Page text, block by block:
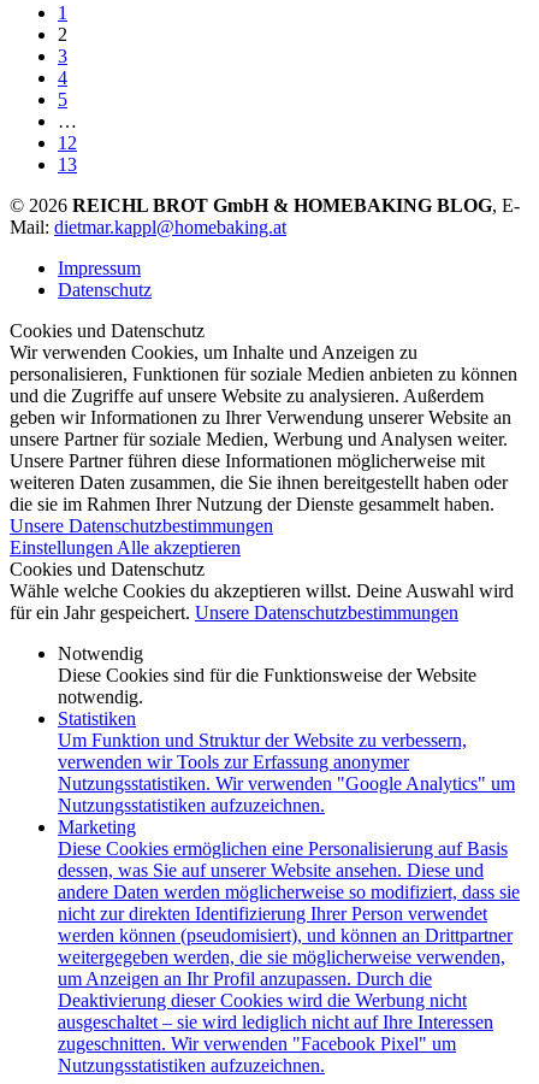
1
2
3
4
5
…
12
13
© 2026 REICHL BROT GmbH & HOMEBAKING BLOG, E-
Mail: dietmar.kappl@homebaking.at
Impressum
Datenschutz
Cookies und Datenschutz
Wir verwenden Cookies, um Inhalte und Anzeigen zu
personalisieren, Funktionen für soziale Medien anbieten zu können
und die Zugriffe auf unsere Website zu analysieren. Außerdem
geben wir Informationen zu Ihrer Verwendung unserer Website an
unsere Partner für soziale Medien, Werbung und Analysen weiter.
Unsere Partner führen diese Informationen möglicherweise mit
weiteren Daten zusammen, die Sie ihnen bereitgestellt haben oder
die sie im Rahmen Ihrer Nutzung der Dienste gesammelt haben.
Unsere Datenschutzbestimmungen
Einstellungen Alle akzeptieren
Cookies und Datenschutz
Wähle welche Cookies du akzeptieren willst. Deine Auswahl wird
für ein Jahr gespeichert. Unsere Datenschutzbestimmungen
Notwendig
Diese Cookies sind für die Funktionsweise der Website
notwendig.
Statistiken
Um Funktion und Struktur der Website zu verbessern,
verwenden wir Tools zur Erfassung anonymer
Nutzungsstatistiken. Wir verwenden "Google Analytics" um
Nutzungsstatistiken aufzuzeichnen.
Marketing
Diese Cookies ermöglichen eine Personalisierung auf Basis
dessen, was Sie auf unserer Website ansehen. Diese und
andere Daten werden möglicherweise so modifiziert, dass sie
nicht zur direkten Identifizierung Ihrer Person verwendet
werden können (pseudomisiert), und können an Drittpartner
weitergegeben werden, die sie möglicherweise verwenden,
um Anzeigen an Ihr Profil anzupassen. Durch die
Deaktivierung dieser Cookies wird die Werbung nicht
ausgeschaltet – sie wird lediglich nicht auf Ihre Interessen
zugeschnitten. Wir verwenden "Facebook Pixel" um
Nutzungsstatistiken aufzuzeichnen.